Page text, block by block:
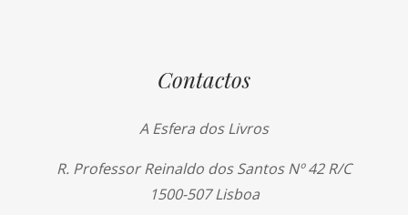
Contactos
A Esfera dos Livros
R. Professor Reinaldo dos Santos Nº 42 R/C
1500-507 Lisboa